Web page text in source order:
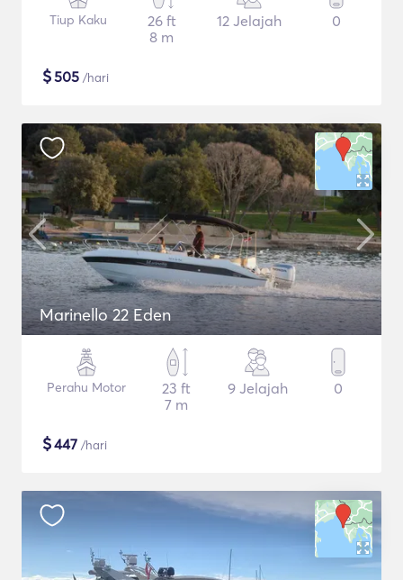
Tiup Kaku
26 ft
8 m
12 Jelajah 0
$505 /hari
Marinello 22 Eden
Perahu Motor
23 ft
7 m
9 Jelajah 0
$447 /hari